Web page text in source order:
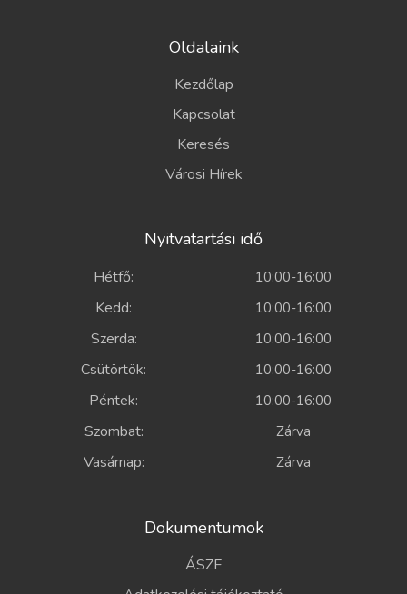
Oldalaink
Kezdőlap
Kapcsolat
Keresés
Városi Hírek
Nyitvatartási idő
Hétfő: 10:00-16:00
Kedd: 10:00-16:00
Szerda: 10:00-16:00
Csütörtök: 10:00-16:00
Péntek: 10:00-16:00
Szombat: Zárva
Vasárnap: Zárva
Dokumentumok
ÁSZF